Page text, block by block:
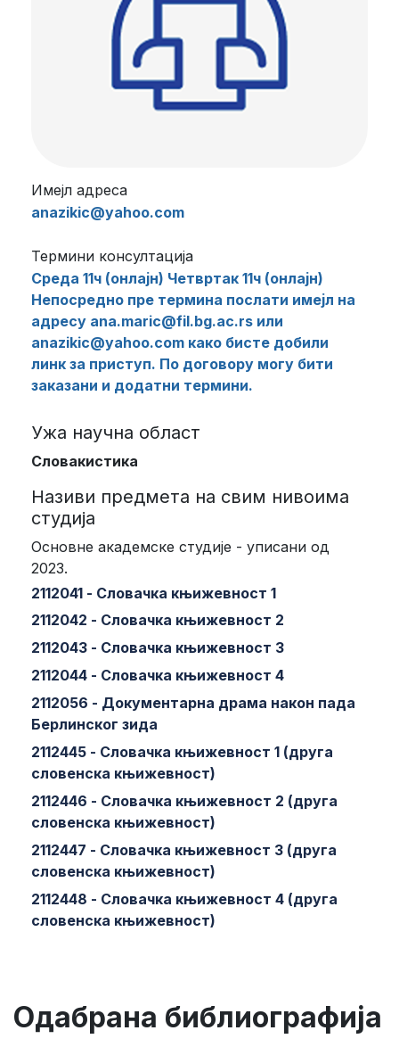
Имејл адреса
anazikic@yahoo.com
Термини консултација
Среда 11ч (онлајн) Четвртак 11ч (онлајн)
Непосредно пре термина послати имејл на
адресу ana.maric@fil.bg.ac.rs или
anazikic@yahoo.com како бисте добили
линк за приступ. По договору могу бити
заказани и додатни термини.
Ужа научна област
Словакистика
Називи предмета на свим нивоима
студија
Основне академске студије - уписани од
2023.
2112041 - Словачка књижевност 1
2112042 - Словачка књижевност 2
2112043 - Словачка књижевност 3
2112044 - Словачка књижевност 4
2112056 - Документарна драма након пада
Берлинског зида
2112445 - Словачка књижевност 1 (друга
словенска књижевност)
2112446 - Словачка књижевност 2 (друга
словенска књижевност)
2112447 - Словачка књижевност 3 (друга
словенска књижевност)
2112448 - Словачка књижевност 4 (друга
словенска књижевност)
Одабрана библиографија